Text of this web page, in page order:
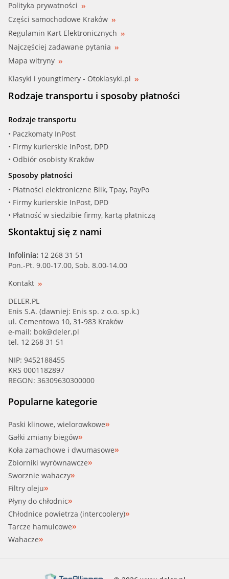
Polityka prywatności
Części samochodowe Kraków
Regulamin Kart Elektronicznych
Najczęściej zadawane pytania
Mapa witryny
Klasyki i youngtimery - Otoklasyki.pl
Rodzaje transportu i sposoby płatności
Rodzaje transportu
• Paczkomaty InPost
• Firmy kurierskie InPost, DPD
• Odbiór osobisty Kraków
Sposoby płatności
• Płatności elektroniczne Blik, Tpay, PayPo
• Firmy kurierskie InPost, DPD
• Płatność w siedzibie firmy, kartą płatniczą
Skontaktuj się z nami
Infolinia: 12 268 31 51
Pon.-Pt. 9.00-17.00, Sob. 8.00-14.00
Kontakt
DELER.PL
Enis S.A. (dawniej: Enis sp. z o.o. sp.k.)
ul. Cementowa 10, 31-983 Kraków
e-mail: bok@deler.pl
tel. 12 268 31 51
NIP: 9452188455
KRS 0001182897
REGON: 36309630300000
Popularne kategorie
Paski klinowe, wielorowkowe
Gałki zmiany biegów
Koła zamachowe i dwumasowe
Zbiorniki wyrównawcze
Sworznie wahaczy
Filtry oleju
Płyny do chłodnic
Chłodnice powietrza (intercoolery)
Tarcze hamulcowe
Wahacze